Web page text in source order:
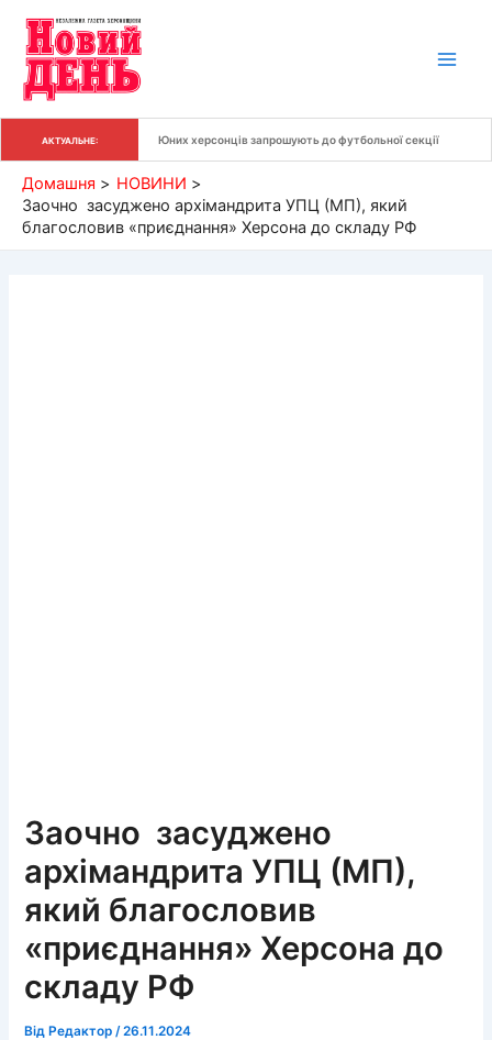
вмісту
АКТУАЛЬНЕ: Юних херсонців запрошують до футбольної секції
Домашня
НОВИНИ
Заочно засуджено архімандрита УПЦ (МП), який
благословив «приєднання» Херсона до складу РФ
Заочно засуджено
архімандрита УПЦ (МП),
який благословив
«приєднання» Херсона до
складу РФ
Від Редактор/26.11.2024